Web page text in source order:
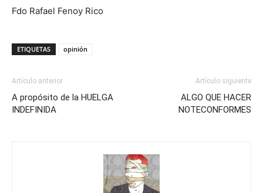
Fdo Rafael Fenoy Rico
ETIQUETAS opinión
Artículo anterior
A propósito de la HUELGA
INDEFINIDA
Artículo siguiente
ALGO QUE HACER
NOTECONFORMES